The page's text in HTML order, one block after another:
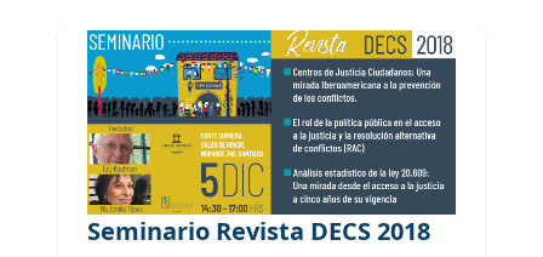
Seminario Revista DECS 2018